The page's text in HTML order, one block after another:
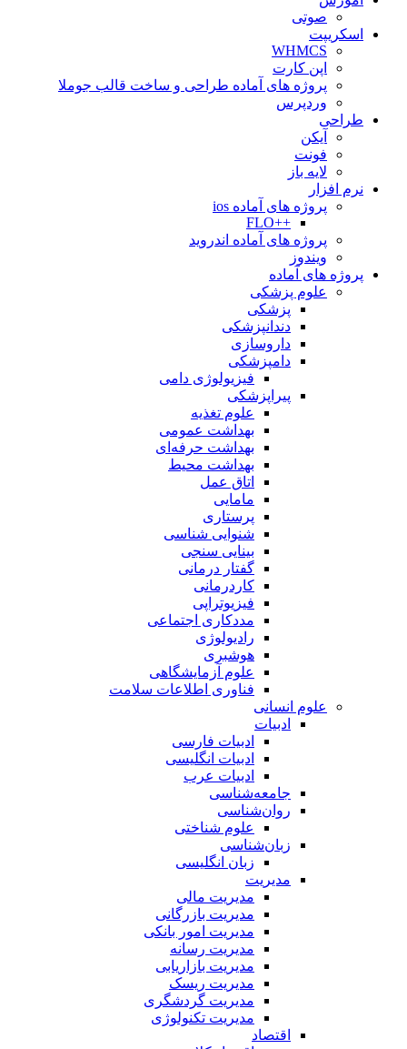
صوتی
اسکریپت
WHMCS
اپن کارت
پروژه های آماده طراحی و ساخت قالب جوملا
وردپرس
طراحی
آیکن
فونت
لایه باز
نرم افزار
پروژه های آماده ios
++FLO
پروژه های آماده اندروید
ویندوز
پروژه های آماده
علوم پزشکی
پزشکی
دندانپزشکی
داروسازی
دامپزشکی
فیزیولوژی دامی
پیراپزشکی
علوم تغذیه
بهداشت عمومی
بهداشت حرفه‌ای
بهداشت محیط
اتاق عمل
مامایی
پرستاری
شنوایی شناسی
بینایی سنجی
گفتار درمانی
کاردرمانی
فیزیوتراپی
مددکاری اجتماعی
رادیولوژی
هوشبری
علوم آزمایشگاهی
فناوری اطلاعات سلامت
علوم انسانی
ادبیات
ادبیات فارسی
ادبیات انگلیسی
ادبیات عرب
جامعه‌شناسی
روان‌شناسی
علوم شناختی
زبان‌شناسی
زبان انگلیسی
مدیریت
مدیریت مالی
مدیریت بازرگانی
مدیریت امور بانکی
مدیریت رسانه
مدیریت بازاریابی
مدیریت ریسک
مدیریت گردشگری
مدیریت تکنولوژی
اقتصاد